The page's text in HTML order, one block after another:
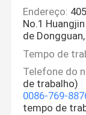
Endereço:
No.1
de
Tempo de
Telefone do
de trabalho)
0086-769-
tempo de